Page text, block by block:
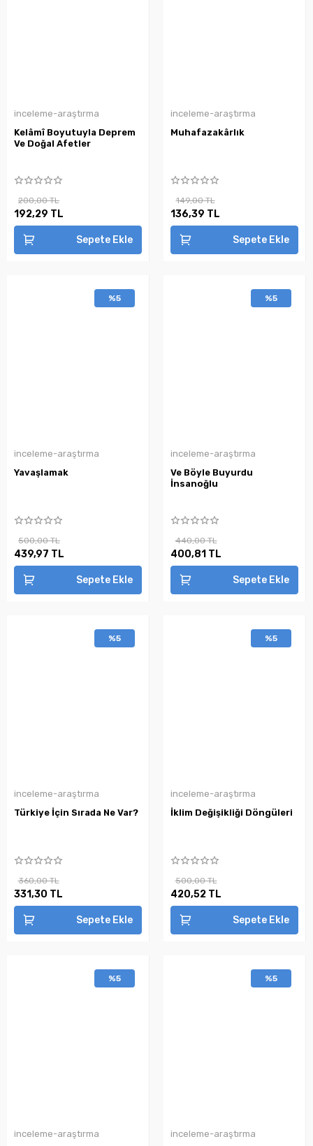
inceleme-araştırma
Kelâmî Boyutuyla Deprem
Ve Doğal Afetler
200,00 TL
192,29 TL
Sepete Ekle
inceleme-araştırma
Muhafazakârlık
149,00 TL
136,39 TL
Sepete Ekle
%5
inceleme-araştırma
Yavaşlamak
500,00 TL
439,97 TL
Sepete Ekle
%5
inceleme-araştırma
Ve Böyle Buyurdu
İnsanoğlu
440,00 TL
400,81 TL
Sepete Ekle
%5
inceleme-araştırma
Türkiye İçin Sırada Ne Var?
360,00 TL
331,30 TL
Sepete Ekle
%5
inceleme-araştırma
İklim Değişikliği Döngüleri
500,00 TL
420,52 TL
Sepete Ekle
%5
inceleme-araştırma
%5
inceleme-araştırma